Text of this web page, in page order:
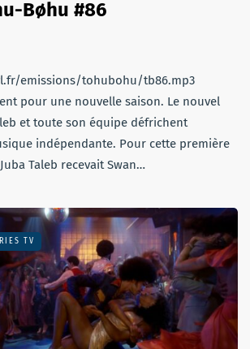
Bøhu #86
emissions/tohubohu/tb86.mp3
pour une nouvelle saison. Le nouvel
et toute son équipe défrichent
indépendante. Pour cette première
Taleb recevait Swan…
TV